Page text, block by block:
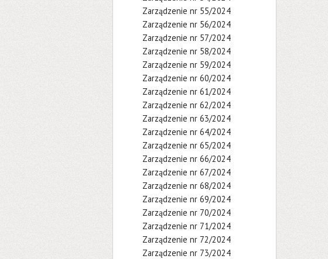
Zarządzenie nr 55/2024
Zarządzenie nr 56/2024
Zarządzenie nr 57/2024
Zarządzenie nr 58/2024
Zarządzenie nr 59/2024
Zarządzenie nr 60/2024
Zarządzenie nr 61/2024
Zarządzenie nr 62/2024
Zarządzenie nr 63/2024
Zarządzenie nr 64/2024
Zarządzenie nr 65/2024
Zarządzenie nr 66/2024
Zarządzenie nr 67/2024
Zarządzenie nr 68/2024
Zarządzenie nr 69/2024
Zarządzenie nr 70/2024
Zarządzenie nr 71/2024
Zarządzenie nr 72/2024
Zarządzenie nr 73/2024